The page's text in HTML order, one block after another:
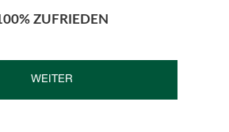
ZUFRIEDEN
WEITER